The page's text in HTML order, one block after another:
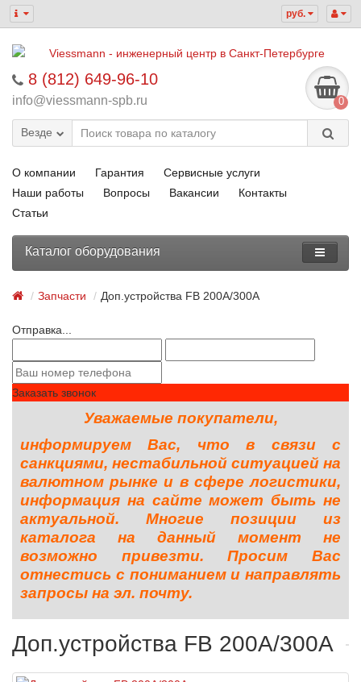
руб.
8 (812) 649-96-10
info@viessmann-spb.ru 0
Везде
О компании Гарантия
Сервисные услуги
Наши работы
Вопросы Вакансии
Контакты
Статьи
Каталог оборудования
Запчасти Доп.устройства FB 200A/300A
Отправка...
Заказать звонок
Уважаемые покупатели,
информируем Вас, что в связи с
санкциями, нестабильной ситуацией на
валютном рынке и в сфере логистики,
информация на сайте может быть не
актуальной. Многие позиции из
каталога на данный момент не
возможно привезти. Просим Вас
отнестись с пониманием и направлять
запросы на эл. почту.
Доп.устройства FB 200A/300A